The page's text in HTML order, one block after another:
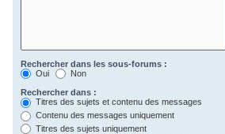
Rechercher dans les sous-forums :
Oui
Non
Rechercher dans :
Titres des sujets et contenu des messages
Contenu des messages uniquement
Titres des sujets uniquement